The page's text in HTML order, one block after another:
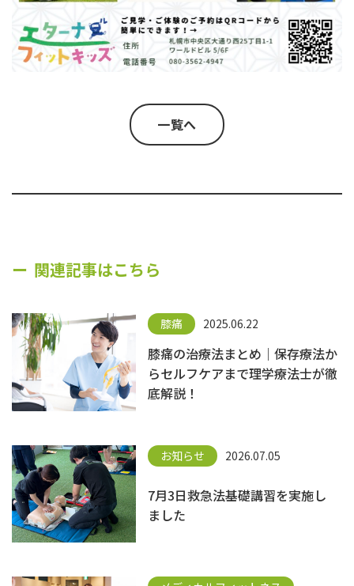
一覧へ
関連記事はこちら
膝痛 2025.06.22
膝痛の治療法まとめ｜保存療法か
らセルフケアまで理学療法士が徹
底解説！
お知らせ 2026.07.05
7月3日救急法基礎講習を実施し
ました